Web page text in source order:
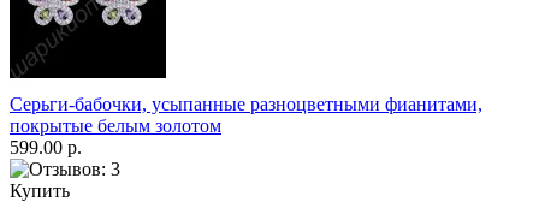
Серьги-бабочки, усыпанные разноцветными фианитами,
покрытые белым золотом
599.00 р.
Купить